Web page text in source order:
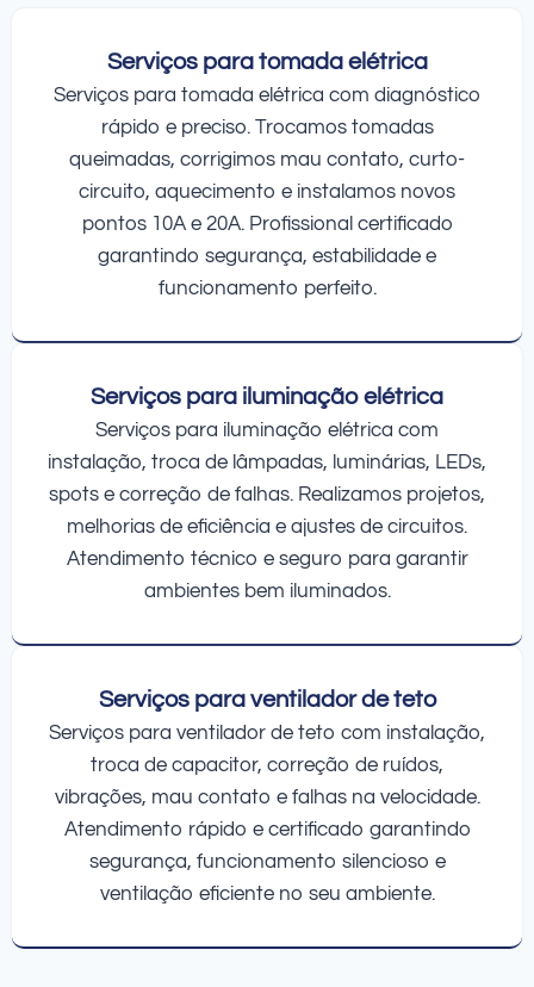
Serviços para tomada elétrica
Serviços para tomada elétrica com diagnóstico
rápido e preciso. Trocamos tomadas
queimadas, corrigimos mau contato, curto-
circuito, aquecimento e instalamos novos
pontos 10A e 20A. Profissional certificado
garantindo segurança, estabilidade e
funcionamento perfeito.
Serviços para iluminação elétrica
Serviços para iluminação elétrica com
instalação, troca de lâmpadas, luminárias, LEDs,
spots e correção de falhas. Realizamos projetos,
melhorias de eficiência e ajustes de circuitos.
Atendimento técnico e seguro para garantir
ambientes bem iluminados.
Serviços para ventilador de teto
Serviços para ventilador de teto com instalação,
troca de capacitor, correção de ruídos,
vibrações, mau contato e falhas na velocidade.
Atendimento rápido e certificado garantindo
segurança, funcionamento silencioso e
ventilação eficiente no seu ambiente.